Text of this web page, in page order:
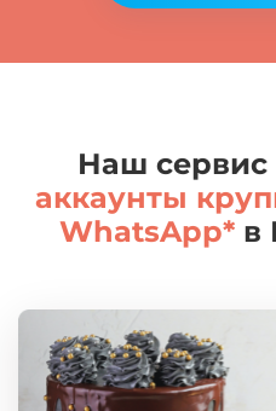
Наш сервис
аккаунты
WhatsApp*в